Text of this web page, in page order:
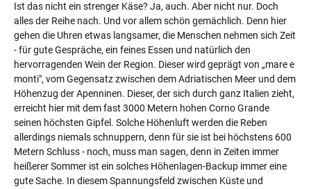
Ist das nicht ein strenger Käse? Ja, auch. Aber nicht nur. Doch
alles der Reihe nach. Und vor allem schön gemächlich. Denn hier
gehen die Uhren etwas langsamer, die Menschen nehmen sich Zeit
- für gute Gespräche, ein feines Essen und natürlich den
hervorragenden Wein der Region. Dieser wird geprägt von „mare e
monti", vom Gegensatz zwischen dem Adriatischen Meer und dem
Höhenzug der Apenninen. Dieser, der sich durch ganz Italien zieht,
erreicht hier mit dem fast 3000 Metern hohen Corno Grande
seinen höchsten Gipfel. Solche Höhenluft werden die Reben
allerdings niemals schnuppern, denn für sie ist bei höchstens 600
Metern Schluss - noch, muss man sagen, denn in Zeiten immer
heißerer Sommer ist ein solches Höhenlagen-Backup immer eine
gute Sache. In diesem Spannungsfeld zwischen Küste und